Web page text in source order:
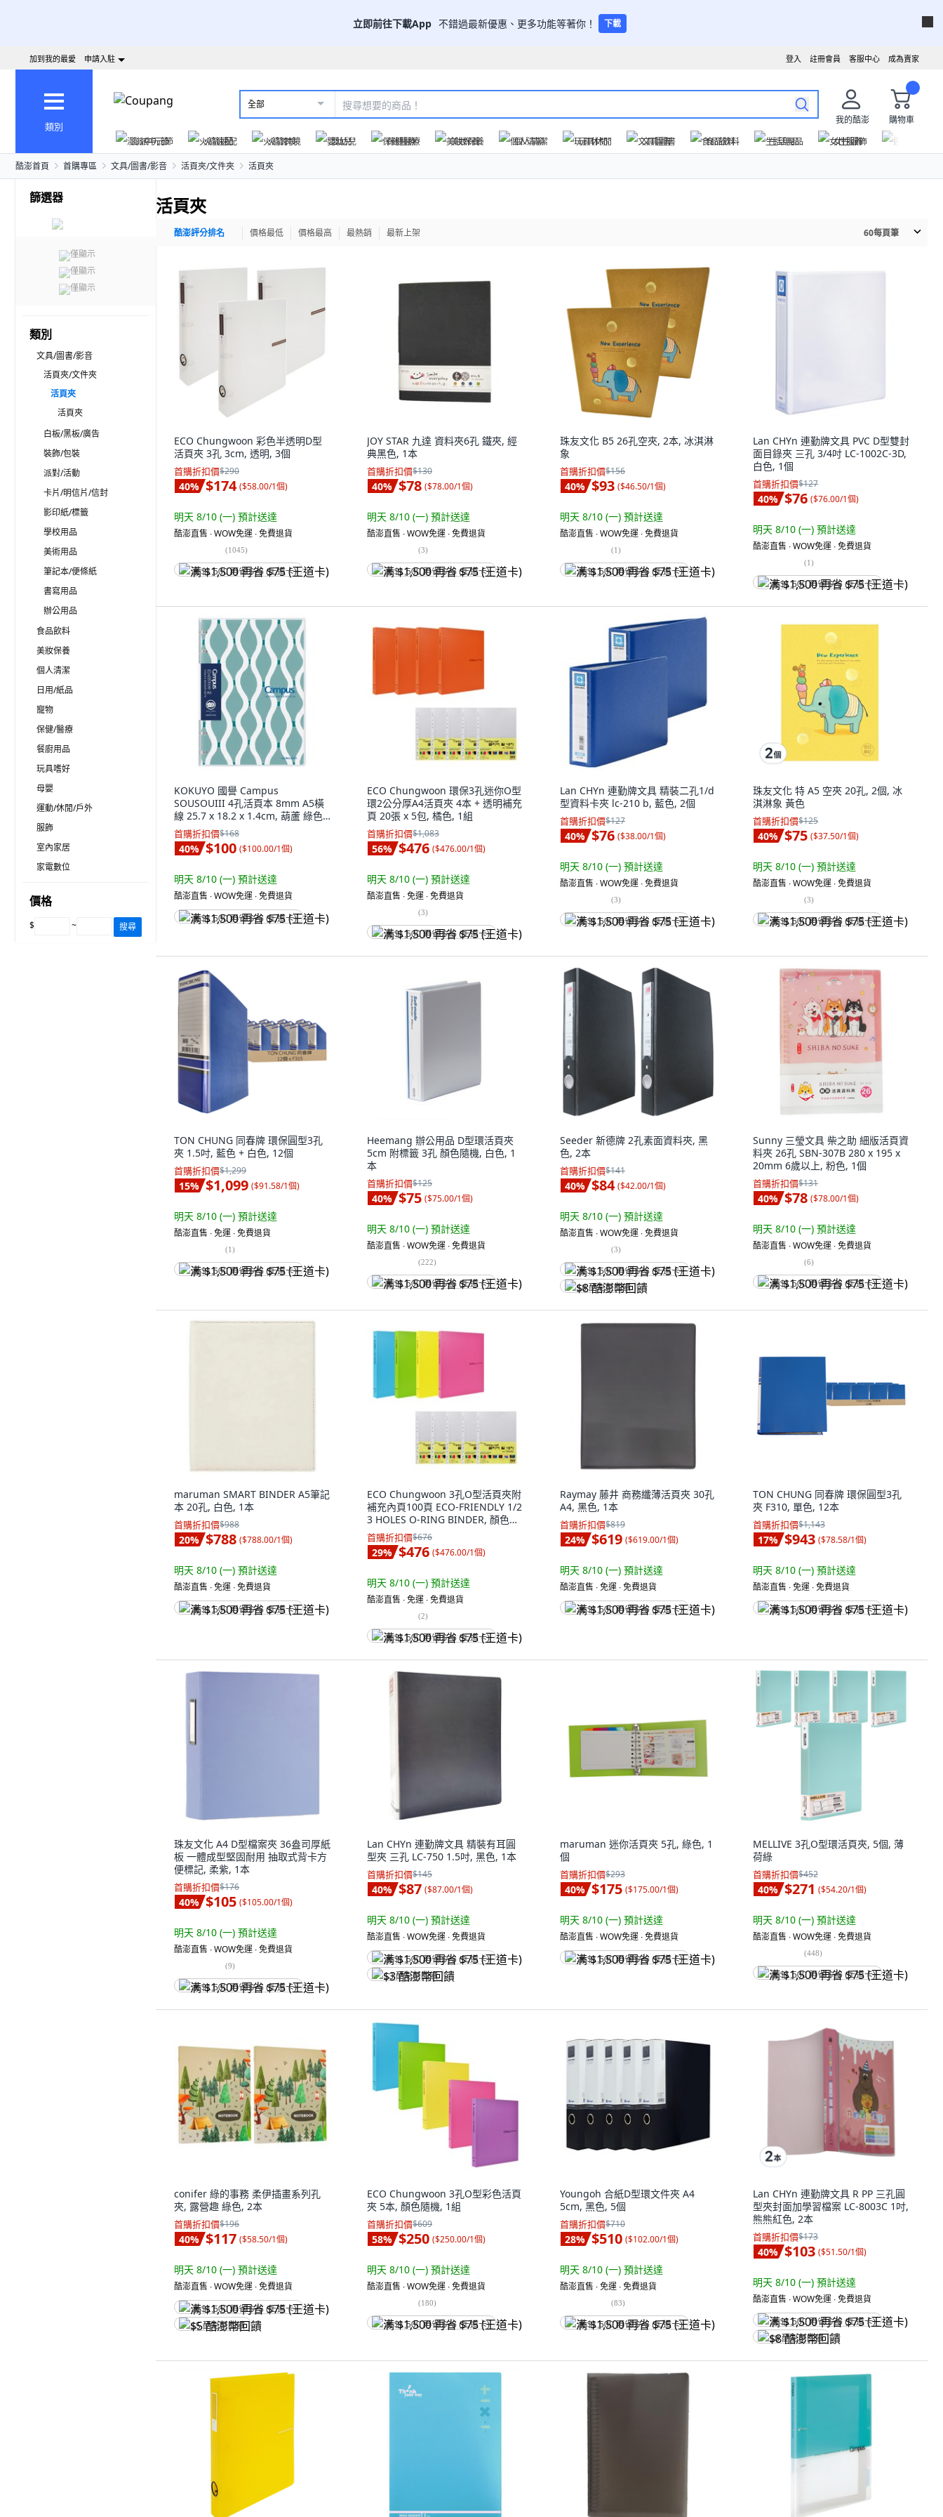
立即前往下載App 不錯過最新優惠、更多功能等著你！ 下載
成為賣家
客服中心
註冊會員
登入
加到我的最愛 申請入駐
類別
全部
我的酷澎
購物車
澎派中元節
火箭速配 火箭跨境 嬰幼兒 保健醫療 美妝保養 個人清潔 玩具休閒 文具圖書 食品飲料 生活用品 女性服飾
酷澎首頁 首購專區 文具/圖書/影音 活頁夾/文件夾 活頁夾
篩選器
僅顯示
僅顯示
僅顯示
類別
文具/圖書/影音
活頁夾/文件夾
活頁夾
活頁夾
白板/黑板/廣告
裝飾/包裝
派對/活動
卡片/明信片/信封
影印紙/標籤
學校用品
美術用品
筆記本/便條紙
書寫用品
辦公用品
食品飲料
美妝保養
個人清潔
日用/紙品
寵物
保健/醫療
餐廚用品
玩具嗜好
母嬰
運動/休閒/戶外
服飾
室內家居
家電數位
價格
$ ~ 搜尋
活頁夾
酷澎評分排名 價格最低 價格最高 最熱銷 最新上架 60每頁筆
ECO Chungwoon 彩色半透明D型
活頁夾 3孔 3cm, 透明, 3個
首購折扣價$290
40% $174 ($58.00/1個)
明天 8/10 (一) 預計送達
酷澎直售 ∙ WOW免運 ∙ 免費退貨
(1045)
满 $1,500 再省 $75 (王道卡)
JOY STAR 九達 資料夾6孔 鐵夾, 經
典黑色, 1本
首購折扣價$130
40% $78 ($78.00/1個)
明天 8/10 (一) 預計送達
酷澎直售 ∙ WOW免運 ∙ 免費退貨
(3)
满 $1,500 再省 $75 (王道卡)
珠友文化 B5 26孔空夾, 2本, 冰淇淋
象
首購折扣價$156
40% $93 ($46.50/1個)
明天 8/10 (一) 預計送達
酷澎直售 ∙ WOW免運 ∙ 免費退貨
(1)
满 $1,500 再省 $75 (王道卡)
Lan CHYn 連勤牌文具 PVC D型雙封
面目錄夾 三孔 3/4吋 LC-1002C-3D,
白色, 1個
首購折扣價$127
40% $76 ($76.00/1個)
明天 8/10 (一) 預計送達
酷澎直售 ∙ WOW免運 ∙ 免費退貨
(1)
满 $1,500 再省 $75 (王道卡)
KOKUYO 國譽 Campus
SOUSOUIII 4孔活頁本 8mm A5橫
線 25.7 x 18.2 x 1.4cm, 葫蘆 綠色,
1本
首購折扣價$168
40% $100 ($100.00/1個)
明天 8/10 (一) 預計送達
酷澎直售 ∙ WOW免運 ∙ 免費退貨
满 $1,500 再省 $75 (王道卡)
ECO Chungwoon 環保3孔迷你O型
環2公分厚A4活頁夾 4本 + 透明補充
頁 20張 x 5包, 橘色, 1組
首購折扣價$1,083
56% $476 ($476.00/1個)
明天 8/10 (一) 預計送達
酷澎直售 ∙ 免運 ∙ 免費退貨
(3)
满 $1,500 再省 $75 (王道卡)
Lan CHYn 連勤牌文具 精裝二孔1/d
型資料卡夾 lc-210 b, 藍色, 2個
首購折扣價$127
40% $76 ($38.00/1個)
明天 8/10 (一) 預計送達
酷澎直售 ∙ WOW免運 ∙ 免費退貨
(3)
满 $1,500 再省 $75 (王道卡)
珠友文化 特 A5 空夾 20孔, 2個, 冰
淇淋象 黃色
首購折扣價$125
40% $75 ($37.50/1個)
明天 8/10 (一) 預計送達
酷澎直售 ∙ WOW免運 ∙ 免費退貨
(3)
满 $1,500 再省 $75 (王道卡)
TON CHUNG 同春牌 環保圓型3孔
夾 1.5吋, 藍色 + 白色, 12個
首購折扣價$1,299
15% $1,099 ($91.58/1個)
明天 8/10 (一) 預計送達
酷澎直售 ∙ 免運 ∙ 免費退貨
(1)
满 $1,500 再省 $75 (王道卡)
Heemang 辦公用品 D型環活頁夾
5cm 附標籤 3孔 顏色隨機, 白色, 1
本
首購折扣價$125
40% $75 ($75.00/1個)
明天 8/10 (一) 預計送達
酷澎直售 ∙ WOW免運 ∙ 免費退貨
(222)
满 $1,500 再省 $75 (王道卡)
Seeder 新德牌 2孔素面資料夾, 黑
色, 2本
首購折扣價$141
40% $84 ($42.00/1個)
明天 8/10 (一) 預計送達
酷澎直售 ∙ WOW免運 ∙ 免費退貨
(3)
满 $1,500 再省 $75 (王道卡)
$8 酷澎幣回饋
Sunny 三瑩文具 柴之助 細版活頁資
料夾 26孔 SBN-307B 280 x 195 x
20mm 6歲以上, 粉色, 1個
首購折扣價$131
40% $78 ($78.00/1個)
明天 8/10 (一) 預計送達
酷澎直售 ∙ WOW免運 ∙ 免費退貨
(6)
满 $1,500 再省 $75 (王道卡)
maruman SMART BINDER A5筆記
本 20孔, 白色, 1本
首購折扣價$988
20% $788 ($788.00/1個)
明天 8/10 (一) 預計送達
酷澎直售 ∙ 免運 ∙ 免費退貨
满 $1,500 再省 $75 (王道卡)
ECO Chungwoon 3孔O型活頁夾附
補充內頁100頁 ECO-FRIENDLY 1/2
3 HOLES O-RING BINDER, 顏色隨
機, 1組
首購折扣價$676
29% $476 ($476.00/1個)
明天 8/10 (一) 預計送達
酷澎直售 ∙ 免運 ∙ 免費退貨
(2)
满 $1,500 再省 $75 (王道卡)
Raymay 藤井 商務纖薄活頁夾 30孔
A4, 黑色, 1本
首購折扣價$819
24% $619 ($619.00/1個)
明天 8/10 (一) 預計送達
酷澎直售 ∙ 免運 ∙ 免費退貨
满 $1,500 再省 $75 (王道卡)
TON CHUNG 同春牌 環保圓型3孔
夾 F310, 單色, 12本
首購折扣價$1,143
17% $943 ($78.58/1個)
明天 8/10 (一) 預計送達
酷澎直售 ∙ 免運 ∙ 免費退貨
满 $1,500 再省 $75 (王道卡)
珠友文化 A4 D型檔案夾 36盎司厚紙
板 一體成型堅固耐用 抽取式背卡方
便標記, 柔紫, 1本
首購折扣價$176
40% $105 ($105.00/1個)
明天 8/10 (一) 預計送達
酷澎直售 ∙ WOW免運 ∙ 免費退貨
(9)
满 $1,500 再省 $75 (王道卡)
Lan CHYn 連勤牌文具 精裝有耳圓
型夾 三孔 LC-750 1.5吋, 黑色, 1本
首購折扣價$145
40% $87 ($87.00/1個)
明天 8/10 (一) 預計送達
酷澎直售 ∙ WOW免運 ∙ 免費退貨
满 $1,500 再省 $75 (王道卡)
$3 酷澎幣回饋
maruman 迷你活頁夾 5孔, 綠色, 1
個
首購折扣價$293
40% $175 ($175.00/1個)
明天 8/10 (一) 預計送達
酷澎直售 ∙ WOW免運 ∙ 免費退貨
满 $1,500 再省 $75 (王道卡)
MELLIVE 3孔O型環活頁夾, 5個, 薄
荷綠
首購折扣價$452
40% $271 ($54.20/1個)
明天 8/10 (一) 預計送達
酷澎直售 ∙ WOW免運 ∙ 免費退貨
(448)
满 $1,500 再省 $75 (王道卡)
conifer 綠的事務 柔伊插畫系列孔
夾, 露營趣 綠色, 2本
首購折扣價$196
40% $117 ($58.50/1個)
明天 8/10 (一) 預計送達
酷澎直售 ∙ WOW免運 ∙ 免費退貨
满 $1,500 再省 $75 (王道卡)
$5 酷澎幣回饋
ECO Chungwoon 3孔O型彩色活頁
夾 5本, 顏色隨機, 1組
首購折扣價$609
58% $250 ($250.00/1個)
明天 8/10 (一) 預計送達
酷澎直售 ∙ WOW免運 ∙ 免費退貨
(180)
满 $1,500 再省 $75 (王道卡)
Youngoh 合紙D型環文件夾 A4
5cm, 黑色, 5個
首購折扣價$710
28% $510 ($102.00/1個)
明天 8/10 (一) 預計送達
酷澎直售 ∙ 免運 ∙ 免費退貨
(83)
满 $1,500 再省 $75 (王道卡)
Lan CHYn 連勤牌文具 R PP 三孔圓
型夾封面加學習檔案 LC-8003C 1吋,
熊熊紅色, 2本
首購折扣價$173
40% $103 ($51.50/1個)
明天 8/10 (一) 預計送達
酷澎直售 ∙ WOW免運 ∙ 免費退貨
满 $1,500 再省 $75 (王道卡)
$8 酷澎幣回饋